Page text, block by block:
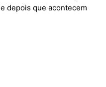
depois que acontecem